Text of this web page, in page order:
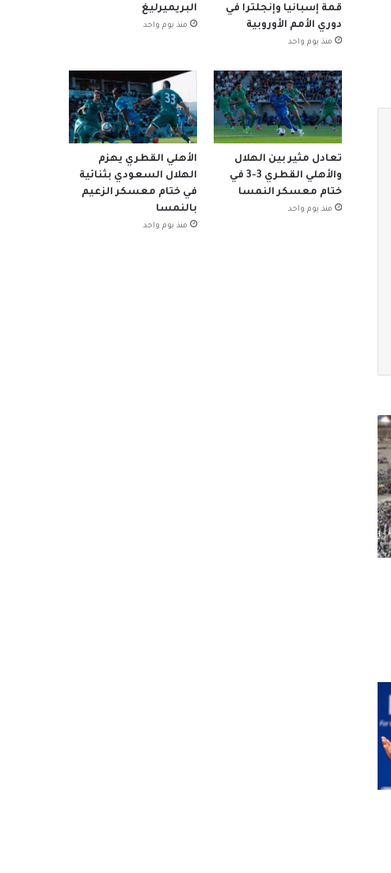
قمة إسبانيا وإنجلترا في
دوري الأمم الأوروبية
منذ يوم واحد
البريميرليغ
منذ يوم واحد
تعادل مثير بين الهلال
والأهلي القطري 3-3 في
ختام معسكر النمسا
منذ يوم واحد
الأهلي القطري يهزم
الهلال السعودي بثنائية
في ختام معسكر الزعيم
بالنمسا
منذ يوم واحد